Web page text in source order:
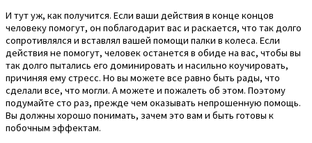
И тут уж, как получится. Если ваши действия в конце концов
человеку помогут, он поблагодарит вас и раскается, что так долго
сопротивлялся и вставлял вашей помощи палки в колеса. Если
действия не помогут, человек останется в обиде на вас, чтобы вы
так долго пытались его доминировать и насильно коучировать,
причиняя ему стресс. Но вы можете все равно быть рады, что
сделали все, что могли. А можете и пожалеть об этом. Поэтому
подумайте сто раз, прежде чем оказывать непрошенную помощь.
Вы должны хорошо понимать, зачем это вам и быть готовы к
побочным эффектам.